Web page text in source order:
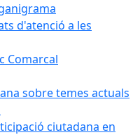
d'atenció a les
Comarcal
sobre temes actuals
ciutadana en